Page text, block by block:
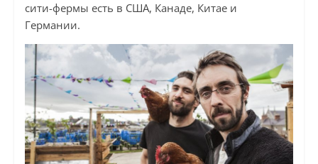
сити-фермы есть в США, Канаде, Китае и
Германии.